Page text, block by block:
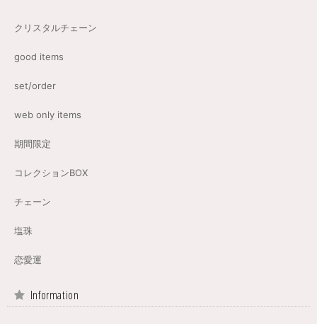
クリスタルチェーン
good items
set/order
web only items
期間限定
コレクションBOX
チェーン
塩珠
恋愛運
Information